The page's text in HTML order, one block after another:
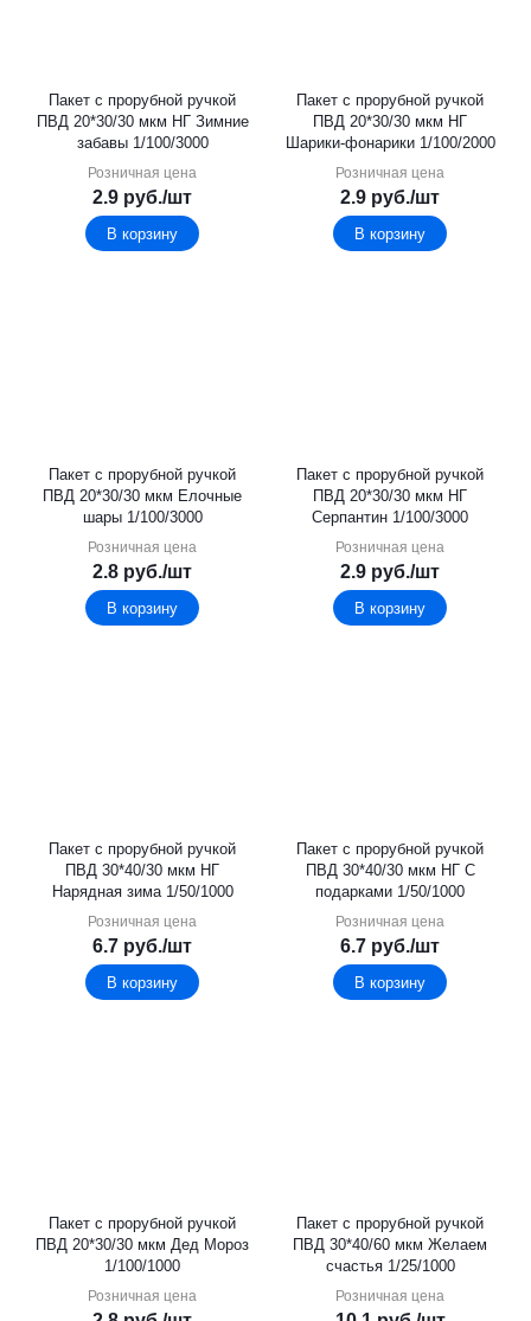
Пакет с прорубной ручкой
ПВД 20*30/30 мкм НГ Зимние
забавы 1/100/3000
Розничная цена
2.9 руб./шт
В корзину
Пакет с прорубной ручкой
ПВД 20*30/30 мкм НГ
Шарики-фонарики 1/100/2000
Розничная цена
2.9 руб./шт
В корзину
Пакет с прорубной ручкой
ПВД 20*30/30 мкм Елочные
шары 1/100/3000
Розничная цена
2.8 руб./шт
В корзину
Пакет с прорубной ручкой
ПВД 20*30/30 мкм НГ
Серпантин 1/100/3000
Розничная цена
2.9 руб./шт
В корзину
Пакет с прорубной ручкой
ПВД 30*40/30 мкм НГ
Нарядная зима 1/50/1000
Розничная цена
6.7 руб./шт
В корзину
Пакет с прорубной ручкой
ПВД 30*40/30 мкм НГ С
подарками 1/50/1000
Розничная цена
6.7 руб./шт
В корзину
Пакет с прорубной ручкой
ПВД 20*30/30 мкм Дед Мороз
1/100/1000
Розничная цена
Пакет с прорубной ручкой
ПВД 30*40/60 мкм Желаем
счастья 1/25/1000
Розничная цена